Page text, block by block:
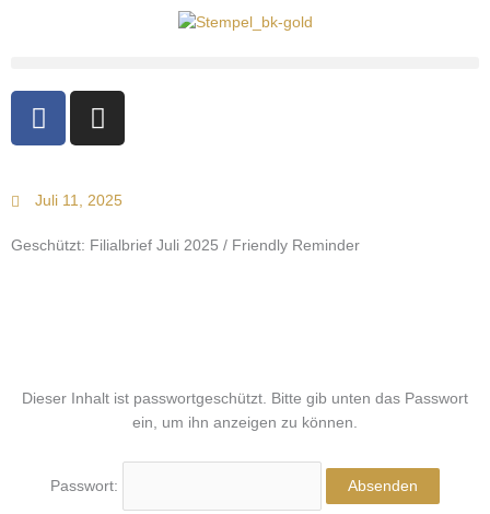
F
a
b
o
I
n
a
g
Juli 11, 2025
Geschützt: Filialbrief Juli 2025 / Friendly Reminder
Dieser Inhalt ist passwortgeschützt. Bitte gib unten das Passwort
ein, um ihn anzeigen zu können.
Passwort: